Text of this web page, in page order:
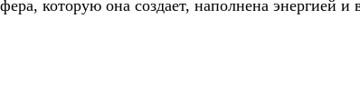
которую она создает, наполнена энергией и